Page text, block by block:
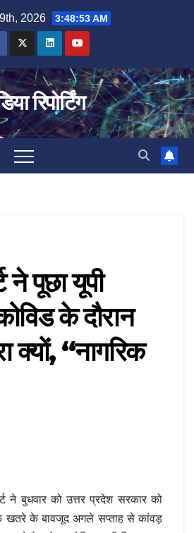
2026 3:48:54 AM
रिपोर्टिंग
ने पूछा यूपी
के दौरान
क्यों, “नागरिक
ने बुधवार को उत्तर प्रदेश सरकार को
खतरे के बावजूद अगले सप्ताह से कांवड़